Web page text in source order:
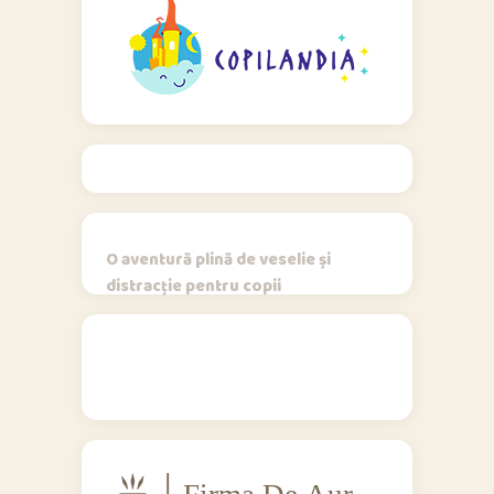
O aventură plină de veselie și
distracție pentru copii